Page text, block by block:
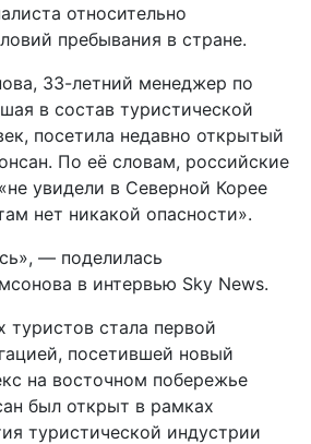
относительно
пребывания в стране.
33-летний менеджер по
в состав туристической
посетила недавно открытый
По её словам, российские
увидели в Северной Корее
нет никакой опасности».
— поделилась
в интервью Sky News.
туристов стала первой
посетившей новый
на восточном побережье
был открыт в рамках
туристической индустрии